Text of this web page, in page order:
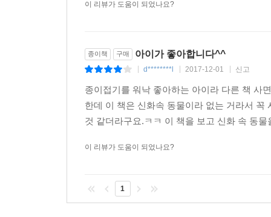
이 리뷰가 도움이 되었나요?
종이책 구매 아이가 좋아합니다^^
d********l 2017-12-01 신고
종이접기를 워낙 좋아하는 아이라 다른 책 사
한데 이 책은 신화속 동물이라 없는 거라서
것 같더라구요.ㅋㅋ 이 책을 보고 신화 속 동
이 리뷰가 도움이 되었나요?
1